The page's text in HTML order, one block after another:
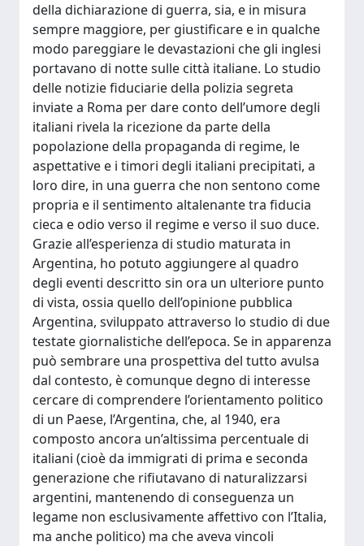
della dichiarazione di guerra, sia, e in misura
sempre maggiore, per giustificare e in qualche
modo pareggiare le devastazioni che gli inglesi
portavano di notte sulle città italiane. Lo studio
delle notizie fiduciarie della polizia segreta
inviate a Roma per dare conto dell’umore degli
italiani rivela la ricezione da parte della
popolazione della propaganda di regime, le
aspettative e i timori degli italiani precipitati, a
loro dire, in una guerra che non sentono come
propria e il sentimento altalenante tra fiducia
cieca e odio verso il regime e verso il suo duce.
Grazie all’esperienza di studio maturata in
Argentina, ho potuto aggiungere al quadro
degli eventi descritto sin ora un ulteriore punto
di vista, ossia quello dell’opinione pubblica
Argentina, sviluppato attraverso lo studio di due
testate giornalistiche dell’epoca. Se in apparenza
può sembrare una prospettiva del tutto avulsa
dal contesto, è comunque degno di interesse
cercare di comprendere l’orientamento politico
di un Paese, l’Argentina, che, al 1940, era
composto ancora un’altissima percentuale di
italiani (cioè da immigrati di prima e seconda
generazione che rifiutavano di naturalizzarsi
argentini, mantenendo di conseguenza un
legame non esclusivamente affettivo con l’Italia,
ma anche politico) ma che aveva vincoli